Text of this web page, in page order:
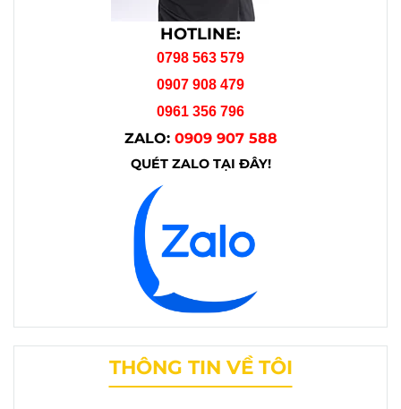
HOTLINE:
0798 563 579
0907 908 479
0961 356 796
ZALO: 0909 907 588
QUÉT ZALO TẠI ĐÂY!
THÔNG TIN VỀ TÔI